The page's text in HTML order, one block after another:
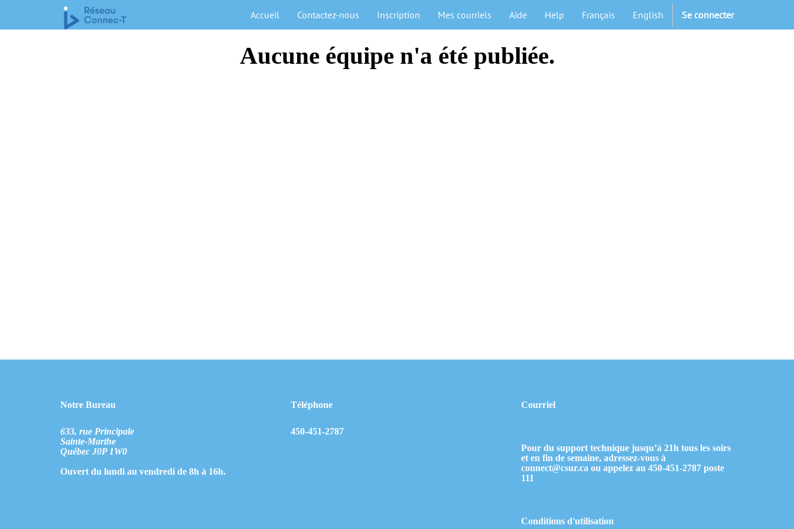
Accueil Contactez-nous Inscription Mes courriels Aide Help Français English Se connecter
Aucune équipe n'a été publiée.
Notre Bureau
633, rue Principale
Sainte-Marthe
Québec J0P 1W0
Ouvert du lundi au vendredi de 8h à 16h.
Téléphone
450-451-2787
Courriel
Pour du support technique jusqu’à 21h tous les soirs
et en fin de semaine, adressez-vous à
connect@csur.ca ou appelez au 450-451-2787 poste
111
Conditions d'utilisation